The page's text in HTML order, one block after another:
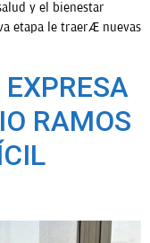
y el bienestar
etapa le traerá nuevas
RAMOS